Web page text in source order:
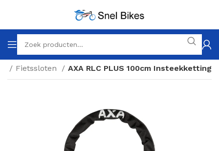
Fietssloten AXA RLC PLUS 100cm Insteekketting